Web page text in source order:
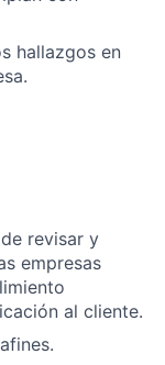
hallazgos en
revisar y
empresas
al cliente.